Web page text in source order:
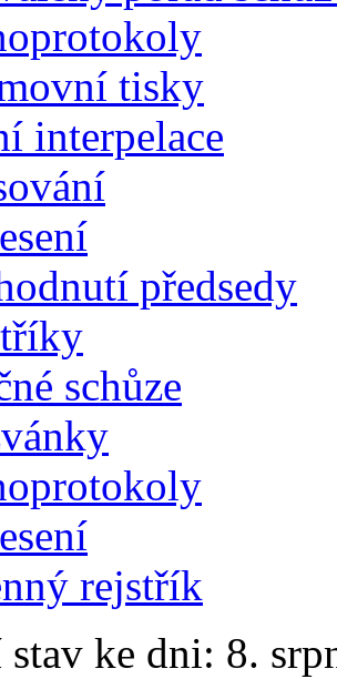
tisky
interpelace
předsedy
schůze
rejstřík
ke dni: 8.